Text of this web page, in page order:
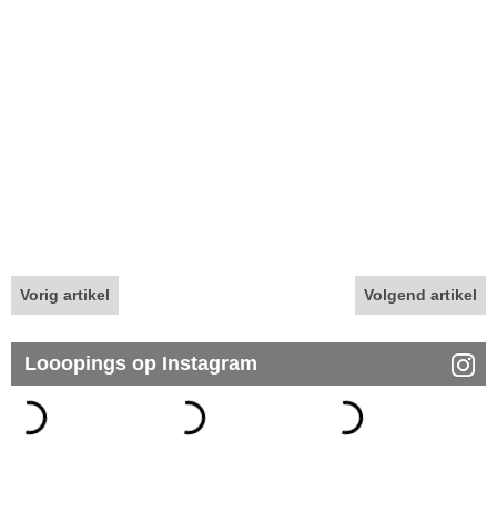
Vorig artikel Volgend artikel
Looopings op Instagram